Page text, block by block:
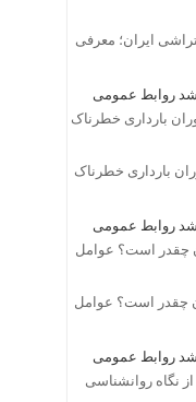
ایران؛ معرفی
روابط عمومی
بارداری خطرناک
بارداری خطرناک
روابط عمومی
چقدر است؟ عوامل
چقدر است؟ عوامل
روابط عمومی
از نگاه روانشناسی